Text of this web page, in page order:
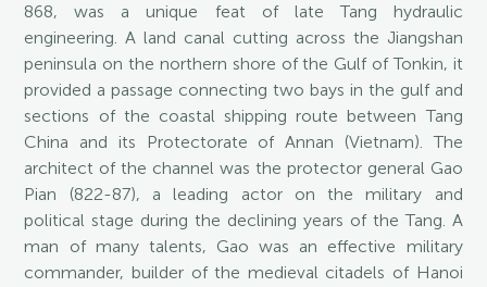
868, was a unique feat of late Tang hydraulic
engineering. A land canal cutting across the Jiangshan
peninsula on the northern shore of the Gulf of Tonkin, it
provided a passage connecting two bays in the gulf and
sections of the coastal shipping route between Tang
China and its Protectorate of Annan (Vietnam). The
architect of the channel was the protector general Gao
Pian (822-87), a leading actor on the military and
political stage during the declining years of the Tang. A
man of many talents, Gao was an effective military
commander, builder of the medieval citadels of Hanoi